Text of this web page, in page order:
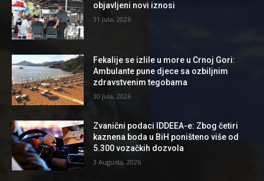
objavljeni novi iznosi
31 Jula, 2026
Fekalije se izlile u more u Crnoj Gori:
Ambulante pune djece sa ozbiljnim
zdravstvenim tegobama
30 Jula, 2026
Zvanični podaci IDDEEA-e: Zbog četiri
kaznena boda u BiH poništeno više od
5.300 vozačkih dozvola
3 Augusta, 2026